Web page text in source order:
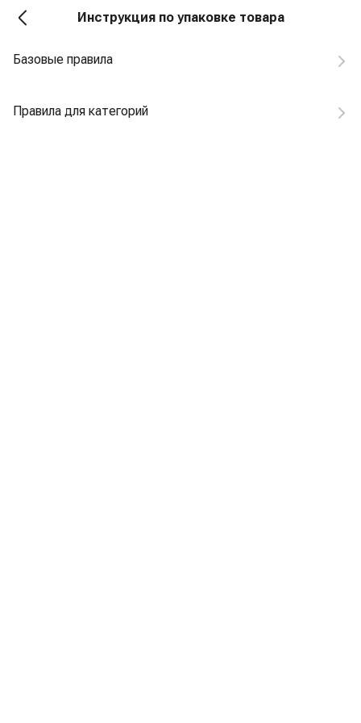
Инструкция по упаковке товара
Базовые правила
Правила для категорий